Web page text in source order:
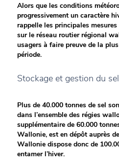
Alors que les conditions
progressivement un caractère
rappelle les principales
sur le réseau routier régional
usagers à faire preuve de la
période.
Stockage et gestion du sel
Plus de 40.000 tonnes de sel
dans l’ensemble des régies
supplémentaire de 60.000
Wallonie, est en dépôt auprès
Wallonie dispose donc de
entamer l’hiver.